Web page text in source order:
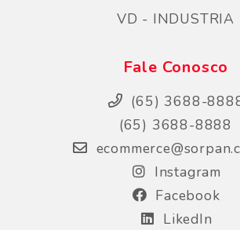
VD - INDUSTRIA
Fale Conosco
(65) 3688-
(65) 3688-8888
Instagram
Facebook
LikedIn